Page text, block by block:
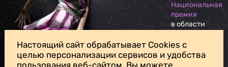
Национальная
премия
в области
красоты
Настоящий сайт обрабатывает Cookies с
целью персонализации сервисов и удобства
пользования веб-сайтом. Вы можете